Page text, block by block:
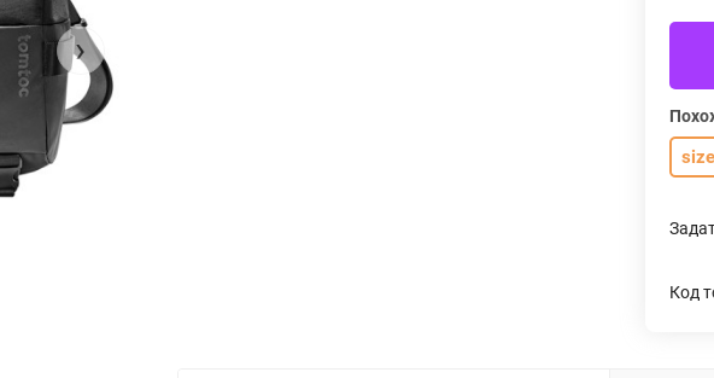
›
Код